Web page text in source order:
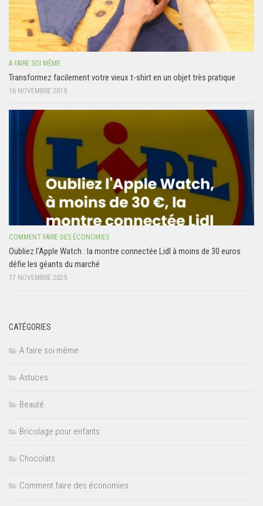
A FAIRE SOI MÊME
Transformez facilement votre vieux t-shirt en un objet très pratique
16 NOVEMBRE 2015
COMMENT FAIRE DES ÉCONOMIES
Oubliez l’Apple Watch : la montre connectée Lidl à moins de 30 euros
défie les géants du marché
17 NOVEMBRE 2025
CATÉGORIES
A faire soi même
Astuces
Beauté
Bricolage pour enfants
Chocolats
Comment faire des économies